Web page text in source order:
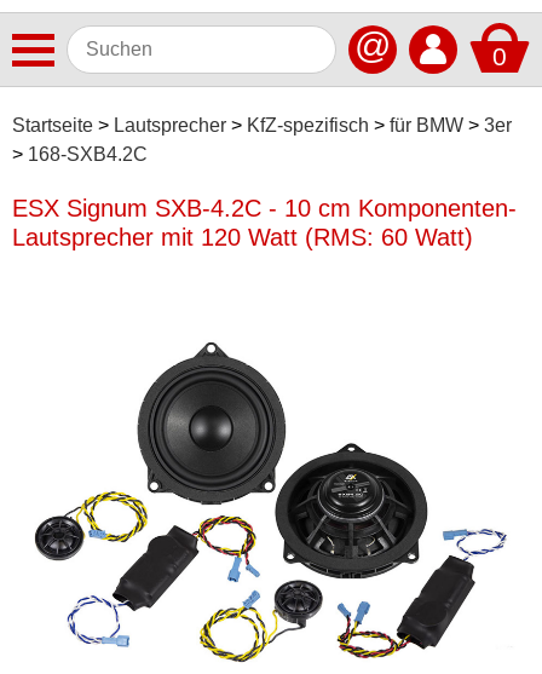
0
@
Startseite Lautsprecher KfZ-spezifisch für BMW
3er
168-SXB4.2C
Autoradios
Dashcams
Elektromobilität
Audison
Autotek
Blaupunkt
Crunch
ESX Signum SXB-4.2C - 10 cm Komponenten-
Lautsprecher mit 120 Watt (RMS: 60 Watt)